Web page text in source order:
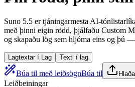
Suno 5.5 er tjáningarmesta AI-
með þinni eigin rödd, þjálfaðu Custom
og skapaðu lög sem hljóma eins og þú
Lagtextar í Lag Texti í lag
Búa til með leiðsögnBúa til
Leiðbeiningar